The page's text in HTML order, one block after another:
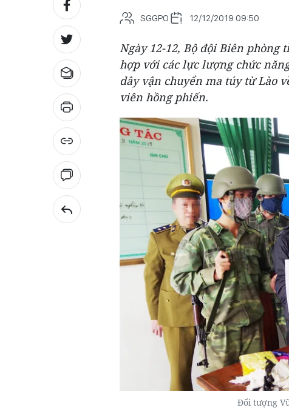
SGGPO 12/12/2019 09:50
Ngày 12-12, Bộ đội Biên
hợp với các lực lượng chức
dây vận chuyển ma túy từ Lào
viên hồng phiến.
Đối tượng